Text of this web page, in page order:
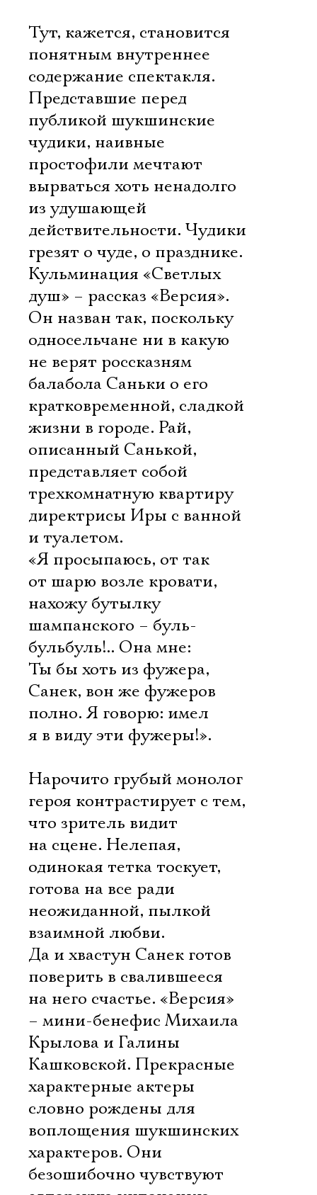
Тут, кажется, становится
понятным внутреннее
содержание спектакля.
Представшие перед
публикой шукшинские
чудики, наивные
простофили мечтают
вырваться хоть ненадолго
из удушающей
действительности. Чудики
грезят о чуде, о празднике.
Кульминация «Светлых
душ» – рассказ «Версия».
Он назван так, поскольку
односельчане ни в какую
не верят россказням
балабола Саньки о его
кратковременной, сладкой
жизни в городе. Рай,
описанный Санькой,
представляет собой
трехкомнатную квартиру
директрисы Иры с ванной
и туалетом.
«Я просыпаюсь, от так
от шарю возле кровати,
нахожу бутылку
шампанского – буль-
бульбуль!.. Она мне:
Ты бы хоть из фужера,
Санек, вон же фужеров
полно. Я говорю: имел
я в виду эти фужеры!».
Нарочито грубый монолог
героя контрастирует с тем,
что зритель видит
на сцене. Нелепая,
одинокая тетка тоскует,
готова на все ради
неожиданной, пылкой
взаимной любви.
Да и хвастун Санек готов
поверить в свалившееся
на него счастье. «Версия»
– мини-бенефис Михаила
Крылова и Галины
Кашковской. Прекрасные
характерные актеры
словно рождены для
воплощения шукшинских
характеров. Они
безошибочно чувствуют
Ознакомиться